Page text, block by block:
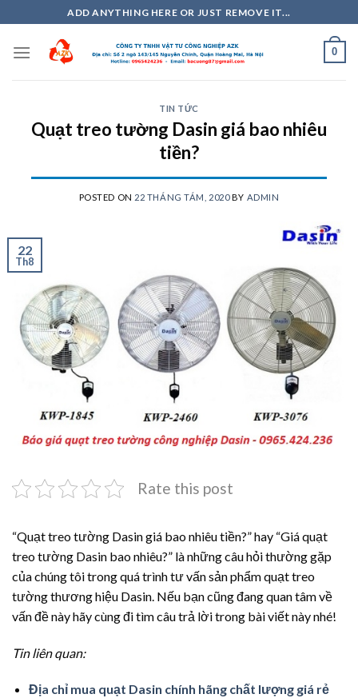
to
content
ADD ANYTHING HERE OR JUST REMOVE IT...
0
TIN TỨC
Quạt treo tường Dasin giá bao nhiêu
tiền?
POSTED ON 22 THÁNG TÁM, 2020BY ADMIN
22
Th8
Rate this post
“Quạt treo tường Dasin giá bao nhiêu tiền?” hay “Giá quạt
treo tường Dasin bao nhiêu?” là những câu hỏi thường gặp
của chúng tôi trong quá trình tư vấn sản phẩm quạt treo
tường thương hiệu Dasin. Nếu bạn cũng đang quan tâm về
vấn đề này hãy cùng đi tìm câu trả lời trong bài viết này nhé!
Tin liên quan:
Địa chỉ mua quạt Dasin chính hãng chất lượng giá rẻ